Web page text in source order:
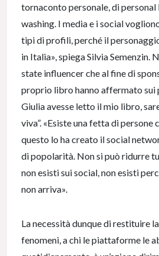
tornaconto personale, di personal
washing. I media e i social
tipi di profili, perché il
in Italia», spiega Silvia Semenzin.
state influencer che al fine di
proprio libro hanno affermato sui
Giulia avesse letto il mio libro,
viva”. «Esiste una fetta di persone
questo lo ha creato il social
di popolarità. Non si può ridurre
non esisti sui social, non esisti
non arriva».
La necessità dunque di restituire
fenomeni, a chi le piattaforme le